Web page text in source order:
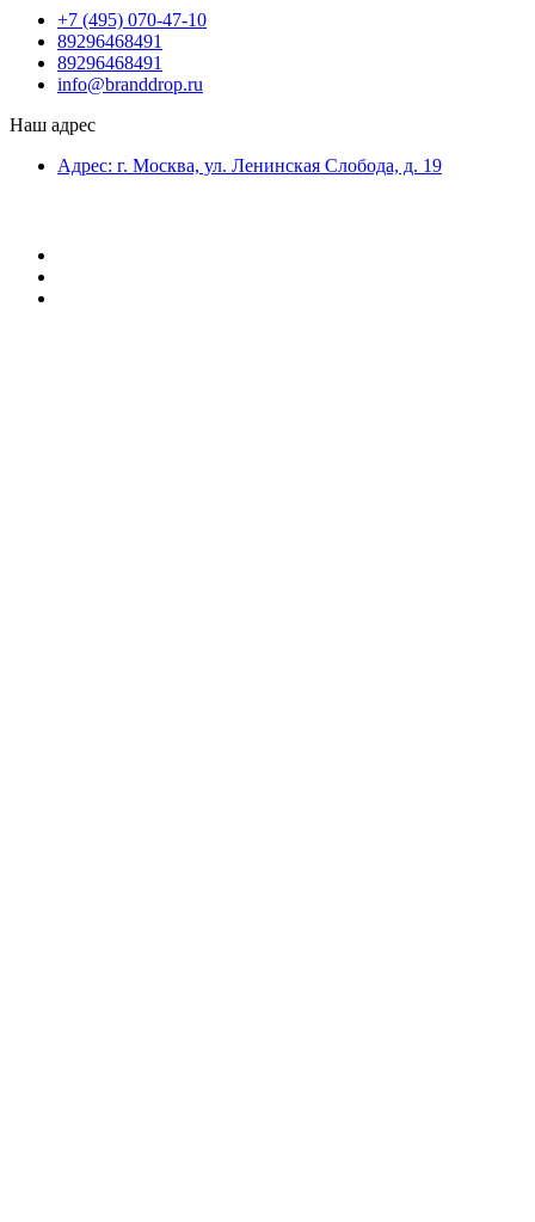
+7 (495) 070-47-10
89296468491
89296468491
info@branddrop.ru
Наш адрес
Адрес: г. Москва, ул. Ленинская Слобода, д. 19